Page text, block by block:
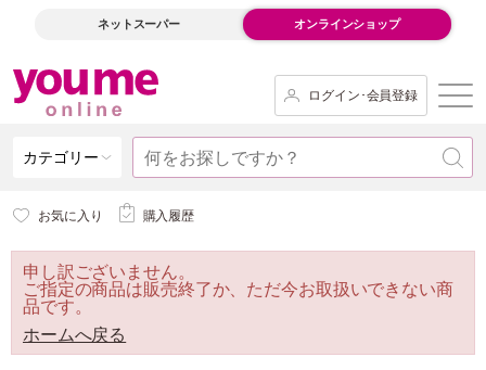
ネットスーパー オンラインショップ
ログイン･会員登録
カテゴリー
お気に入り 購入履歴
申し訳ございません。
ご指定の商品は販売終了か、ただ今お取扱いできない商
品です。
ホームへ戻る